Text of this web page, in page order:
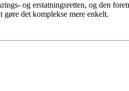
og erstatningsretten, og den
det komplekse mere enkelt.